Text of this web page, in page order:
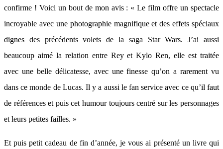
confirme ! Voici un bout de mon avis : « Le film offre un spectacle
incroyable avec une photographie magnifique et des effets spéciaux
dignes des précédents volets de la saga Star Wars. J’ai aussi
beaucoup aimé la relation entre Rey et Kylo Ren, elle est traitée
avec une belle délicatesse, avec une finesse qu’on a rarement vu
dans ce monde de Lucas. Il y a aussi le fan service avec ce qu’il faut
de références et puis cet humour toujours centré sur les personnages
et leurs petites failles. »
Et puis petit cadeau de fin d’année, je vous ai présenté un livre qui